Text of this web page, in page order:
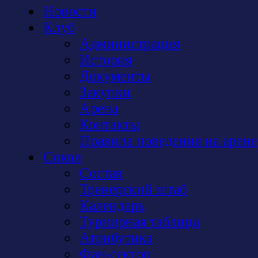
Новости
Клуб
Администрация
История
Документы
Закупки
Арена
Контакты
Правила поведения на арене
Сокол
Состав
Тренерский штаб
Календарь
Турнирная таблица
Атрибутика
Фан-сектор